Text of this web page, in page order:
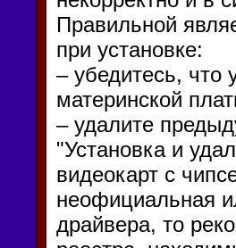
Правильной
при установке:
– убедитесь, что
материнской
– удалите
"Установка и
видеокарт с
неофициальная
драйвера, то